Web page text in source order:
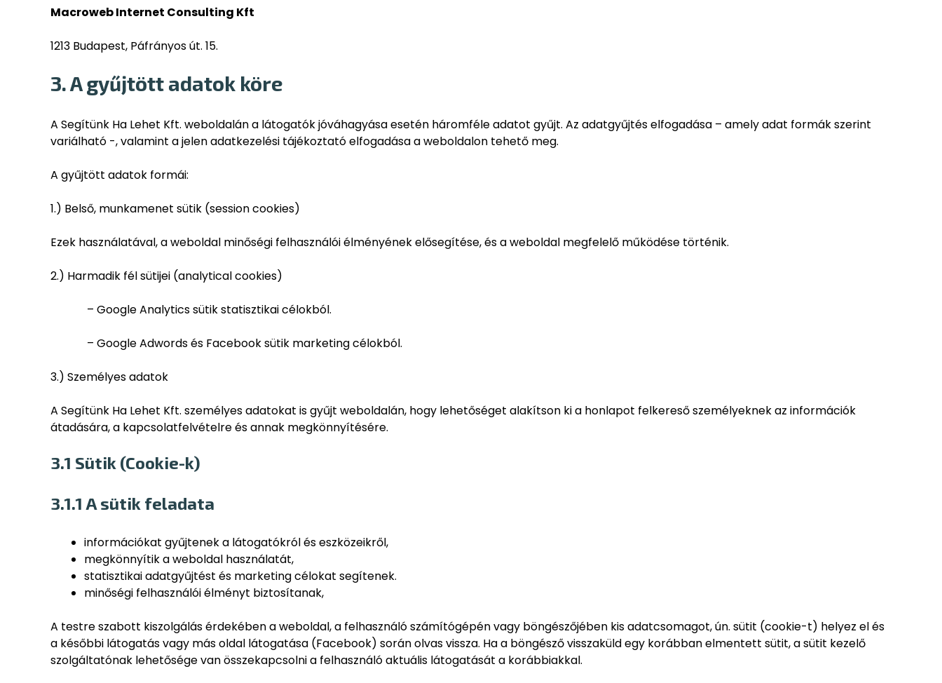
Macroweb Internet Consulting Kft
1213 Budapest, Páfrányos út. 15.
3. A gyűjtött adatok köre
A Segítünk Ha Lehet Kft. weboldalán a látogatók jóváhagyása esetén háromféle adatot gyűjt. Az adatgyűjtés elfogadása – amely adat formák szerint
variálható -, valamint a jelen adatkezelési tájékoztató elfogadása a weboldalon tehető meg.
A gyűjtött adatok formái:
1.) Belső, munkamenet sütik (session cookies)
Ezek használatával, a weboldal minőségi felhasználói élményének elősegítése, és a weboldal megfelelő működése történik.
2.) Harmadik fél sütijei (analytical cookies)
– Google Analytics sütik statisztikai célokból.
– Google Adwords és Facebook sütik marketing célokból.
3.) Személyes adatok
A Segítünk Ha Lehet Kft. személyes adatokat is gyűjt weboldalán, hogy lehetőséget alakítson ki a honlapot felkereső személyeknek az információk
átadására, a kapcsolatfelvételre és annak megkönnyítésére.
3.1 Sütik (Cookie-k)
3.1.1 A sütik feladata
információkat gyűjtenek a látogatókról és eszközeikről,
megkönnyítik a weboldal használatát,
statisztikai adatgyűjtést és marketing célokat segítenek.
minőségi felhasználói élményt biztosítanak,
A testre szabott kiszolgálás érdekében a weboldal, a felhasználó számítógépén vagy böngészőjében kis adatcsomagot, ún. sütit (cookie-t) helyez el és
a későbbi látogatás vagy más oldal látogatása (Facebook) során olvas vissza. Ha a böngésző visszaküld egy korábban elmentett sütit, a sütit kezelő
szolgáltatónak lehetősége van összekapcsolni a felhasználó aktuális látogatását a korábbiakkal.